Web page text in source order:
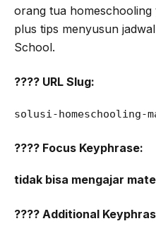
orang tua homeschooling
plus tips menyusun
School.
???? URL Slug:
solusi-homeschooling-
???? Focus Keyphrase:
tidak bisa mengajar
???? Additional